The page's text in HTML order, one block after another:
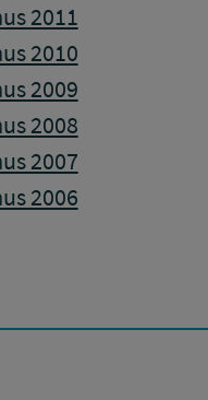
2011
2010
2009
2008
2007
2006